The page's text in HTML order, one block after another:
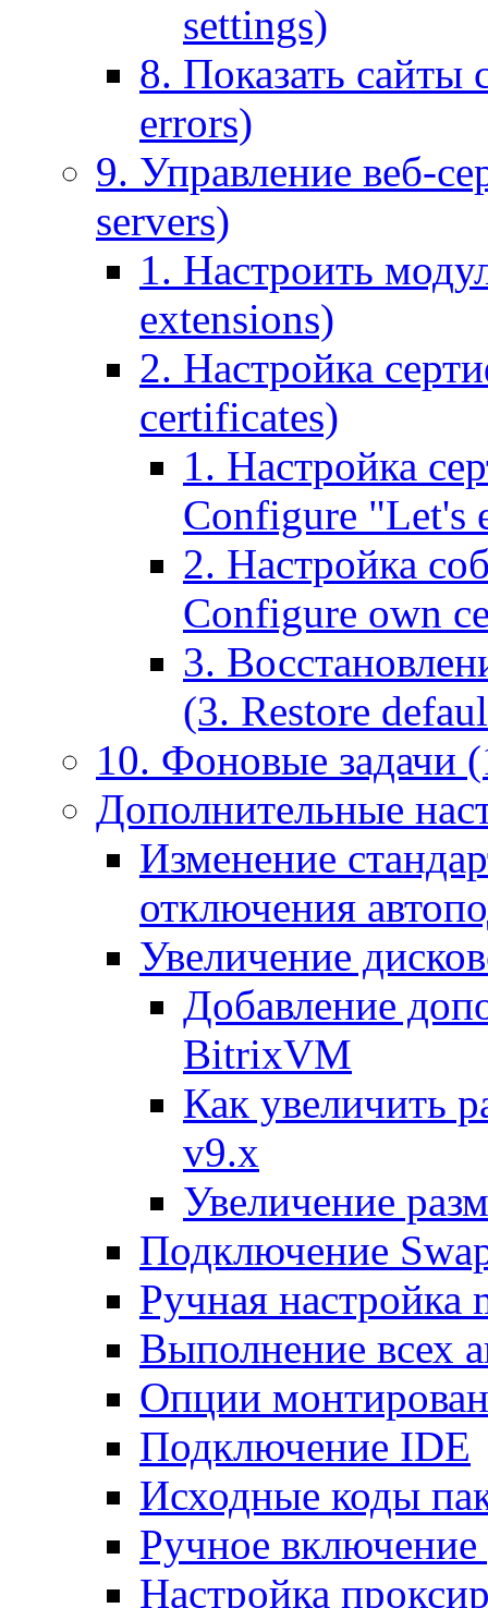
settings)
8. Показать
errors)
9. Управление веб-
servers)
1. Настроить
extensions)
2. Настройка
certificates)
1. Настройка
Configure "Let's
2. Настройка
Configure own
3.
(3. Restore
10. Фоновые задачи
Дополнительные
Изменение
отключения
Увеличение
Добавление
BitrixVM
Как увеличить
v9.x
Увеличение
Подключение
Ручная настройка
Выполнение всех
Опции
Подключение IDE
Исходные коды
Ручное
Настройка